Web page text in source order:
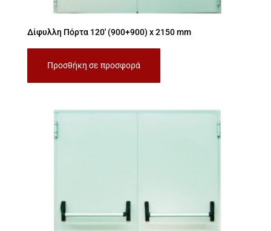
Δίφυλλη Πόρτα 120′ (900+900) x 2150 mm
Προσθήκη σε προσφορά